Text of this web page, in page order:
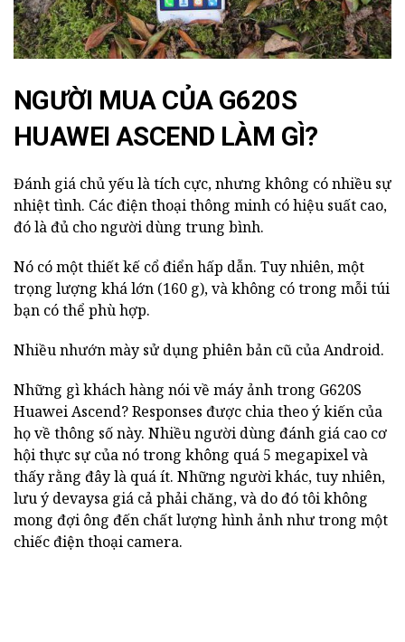
NGƯỜI MUA CỦA G620S
HUAWEI ASCEND LÀM GÌ?
Đánh giá chủ yếu là tích cực, nhưng không có nhiều sự
nhiệt tình. Các điện thoại thông minh có hiệu suất cao,
đó là đủ cho người dùng trung bình.
Nó có một thiết kế cổ điển hấp dẫn. Tuy nhiên, một
trọng lượng khá lớn (160 g), và không có trong mỗi túi
bạn có thể phù hợp.
Nhiều nhướn mày sử dụng phiên bản cũ của Android.
Những gì khách hàng nói về máy ảnh trong G620S
Huawei Ascend? Responses được chia theo ý kiến của
họ về thông số này. Nhiều người dùng đánh giá cao cơ
hội thực sự của nó trong không quá 5 megapixel và
thấy rằng đây là quá ít. Những người khác, tuy nhiên,
lưu ý devaysa giá cả phải chăng, và do đó tôi không
mong đợi ông đến chất lượng hình ảnh như trong một
chiếc điện thoại camera.